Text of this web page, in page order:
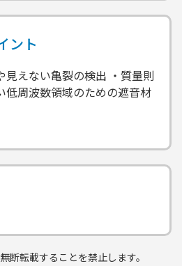
ント
見えない亀裂の検出 ・質量則
低周波数領域のための遮音材
断転載することを禁止します。